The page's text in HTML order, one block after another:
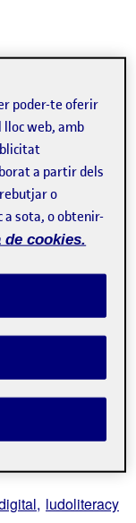
ludoliteracy
poder-te oferir
web, amb
a partir dels
o
a sota, o obtenir-
cookies.